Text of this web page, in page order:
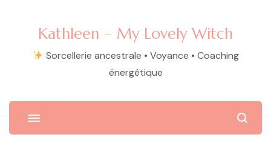
Kathleen – My Lovely Witch
Sorcellerie ancestrale • Voyance • Coaching
énergétique